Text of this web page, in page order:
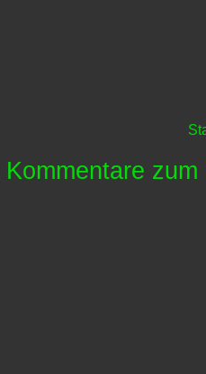
Kommentare